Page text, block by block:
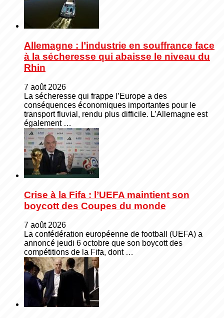
Allemagne : l’industrie en souffrance face
à la sécheresse qui abaisse le niveau du
Rhin
7 août 2026
La sécheresse qui frappe l’Europe a des
conséquences économiques importantes pour le
transport fluvial, rendu plus difficile. L’Allemagne est
également …
Crise à la Fifa : l’UEFA maintient son
boycott des Coupes du monde
7 août 2026
La confédération européenne de football (UEFA) a
annoncé jeudi 6 octobre que son boycott des
compétitions de la Fifa, dont …